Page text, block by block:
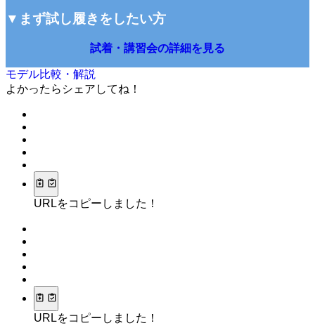
▼まず試し履きをしたい方
試着・講習会の詳細を見る
モデル比較・解説
よかったらシェアしてね！
URLをコピーしました！
URLをコピーしました！